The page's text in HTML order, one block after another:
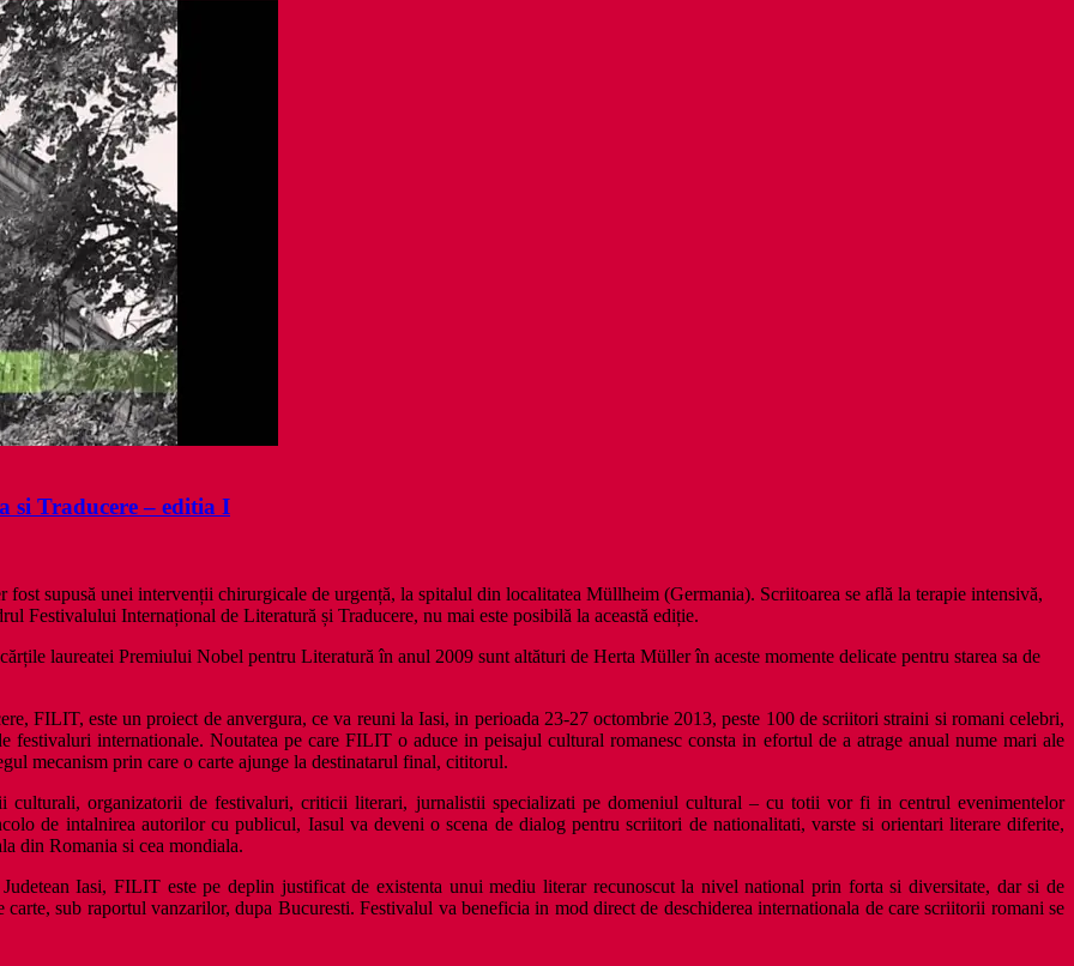
si Traducere – editia I
supusă unei intervenții chirurgicale de urgență, la spitalul din localitatea Müllheim (Germania). Scriitoarea se află la terapie intensivă,
Festivalului Internațional de Literatură și Traducere, nu mai este posibilă la această ediție.
laureatei Premiului Nobel pentru Literatură în anul 2009 sunt altături de Herta Müller în aceste momente delicate pentru starea sa de
FILIT, este un proiect de anvergura, ce va reuni la Iasi, in perioada 23-27 octombrie 2013, peste 100 de scriitori straini si romani celebri,
internationale. Noutatea pe care FILIT o aduce in peisajul cultural romanesc consta in efortul de a atrage anual nume mari ale
mecanism prin care o carte ajunge la destinatarul final, cititorul.
organizatorii de festivaluri, criticii literari, jurnalistii specializati pe domeniul cultural – cu totii vor fi in centrul evenimentelor
de intalnirea autorilor cu publicul, Iasul va deveni o scena de dialog pentru scriitori de nationalitati, varste si orientari literare diferite,
din Romania si cea mondiala.
Iasi, FILIT este pe deplin justificat de existenta unui mediu literar recunoscut la nivel national prin forta si diversitate, dar si de
sub raportul vanzarilor, dupa Bucuresti. Festivalul va beneficia in mod direct de deschiderea internationala de care scriitorii romani se